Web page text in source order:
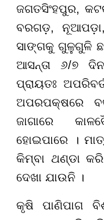
ଜଗତସିଂହପୁର,
ବରଗଡ଼,
ସାଙ୍ଗକୁ ଗୁଳୁଗୁଳି
ଆସନ୍ତା ୬/୭ ଦିନ
ପ୍ରାୟତଃ
ଅପରପକ୍ଷରେ
ଜାଗାରେ
ହୋଇପାରେ ।
କିମ୍ବା ଥଣ୍ଡା
ଦେଖା ଯାଉନି ।
କୃଷି ପାଣିପାଗ